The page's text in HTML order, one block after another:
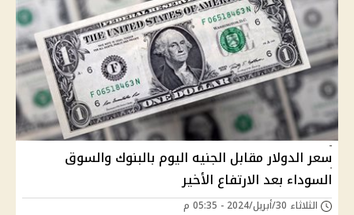
سعر الدولار مقابل الجنيه اليوم بالبنوك والسوق
السوداء بعد الارتفاع الأخير
الثلاثاء 30/أبريل/2024 - 05:35 م